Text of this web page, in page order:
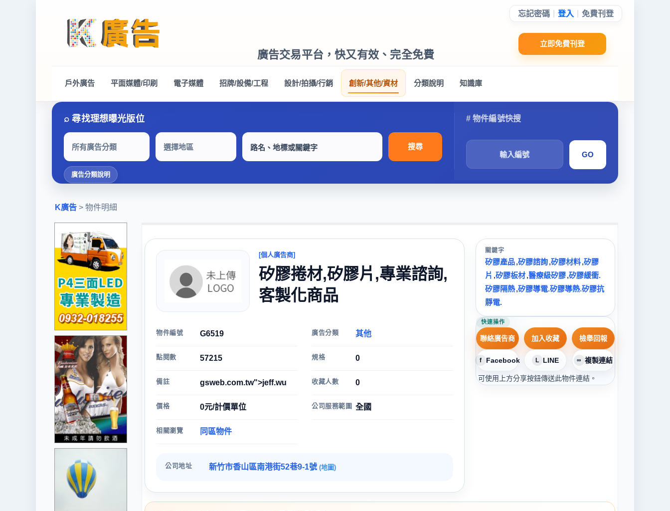
廣告交易平台，快又有效、完全免費
立即免費刊登
忘記密碼 登入 免費刊登
戶外廣告 平面媒體/印刷 電子媒體 招牌/設備/工程 設計/拍攝/行銷 創新/其他/資材 分類說明 知識庫
所有廣告分類 選擇地區 搜尋
廣告分類說明
尋
K廣告 > 物件明細
[個人廣告商]
矽膠捲材,矽膠片,專業諮詢,
客製化商品
物件編號 G6519 廣告分類 其他
點閱數 57215 規格 0
備註 gsweb.com.tw">jeff.wu 收藏人數 0
價格 0元/計價單位 公司服務範圍 全國
相關瀏覽 同區物件
公司地址 新竹市香山區南港街52巷9-1號 (地圖)
關鍵字
矽膠產品,矽膠諮詢,矽膠材料,矽膠
片 ,矽膠板材,醫療級矽膠,矽膠緩衝.
矽膠隔熱,矽膠導電.矽膠導熱.矽膠抗
靜電.
快速操作
聯絡廣告商 加入收藏 檢舉回報
f Facebook L LINE ∞ 複製連結
可使用上方分享按鈕傳送此物件連結。